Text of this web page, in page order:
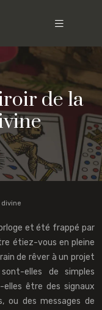
de la
et été frappé par
étiez-vous en pleine
de rêver à un projet
elles de simples
elles être des signaux
ou des messages de